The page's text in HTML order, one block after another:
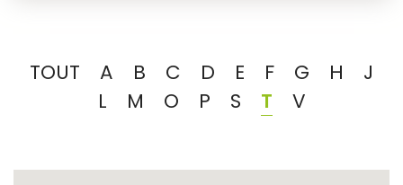
TOUT A B C D E F G H
J
L
M O P S T V